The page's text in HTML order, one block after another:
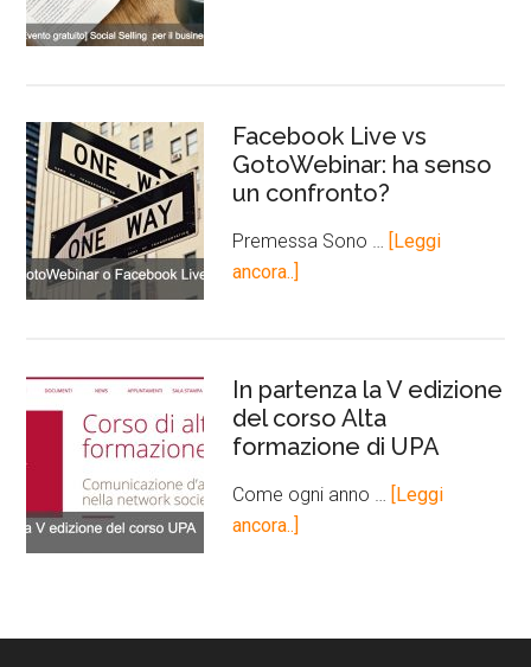
Facebook Live vs
GotoWebinar: ha senso
un confronto?
Premessa Sono … [Leggi
ancora..]
In partenza la V edizione
del corso Alta
formazione di UPA
Come ogni anno … [Leggi
ancora..]